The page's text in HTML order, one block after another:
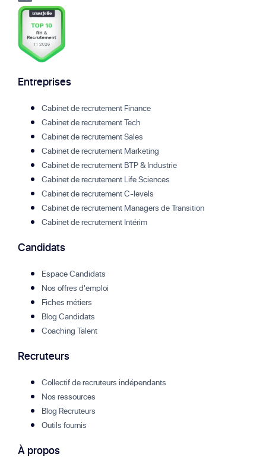
Entreprises
Cabinet de recrutement Finance
Cabinet de recrutement Tech
Cabinet de recrutement Sales
Cabinet de recrutement Marketing
Cabinet de recrutement BTP & Industrie
Cabinet de recrutement Life Sciences
Cabinet de recrutement C-levels
Cabinet de recrutement Managers de Transition
Cabinet de recrutement Intérim
Candidats
Espace Candidats
Nos offres d'emploi
Fiches métiers
Blog Candidats
Coaching Talent
Recruteurs
Collectif de recruteurs indépendants
Nos ressources
Blog Recruteurs
Outils fournis
À propos